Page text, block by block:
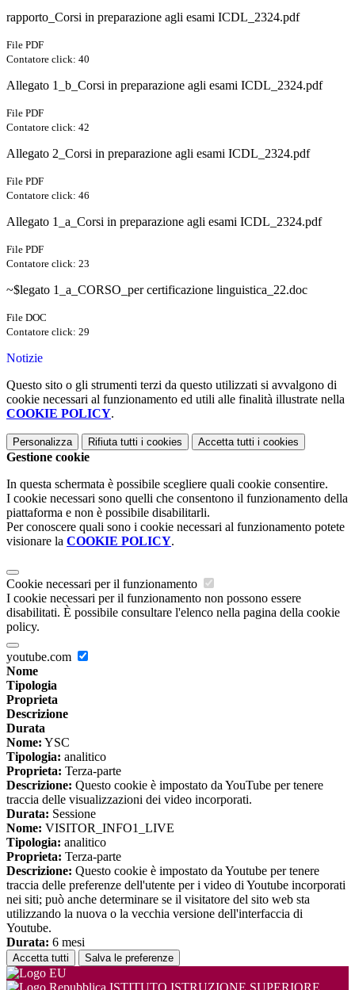
rapporto_Corsi in preparazione agli esami ICDL_2324.pdf
File PDF
Contatore click: 40
Allegato 1_b_Corsi in preparazione agli esami ICDL_2324.pdf
File PDF
Contatore click: 42
Allegato 2_Corsi in preparazione agli esami ICDL_2324.pdf
File PDF
Contatore click: 46
Allegato 1_a_Corsi in preparazione agli esami ICDL_2324.pdf
File PDF
Contatore click: 23
~$legato 1_a_CORSO_per certificazione linguistica_22.doc
File DOC
Contatore click: 29
Notizie
Questo sito o gli strumenti terzi da questo utilizzati si avvalgono di
cookie necessari al funzionamento ed utili alle finalità illustrate nella
COOKIE POLICY.
Personalizza Rifiuta tutti i cookies Accetta tutti i cookies
Gestione cookie
In questa schermata è possibile scegliere quali cookie consentire.
I cookie necessari sono quelli che consentono il funzionamento della
piattaforma e non è possibile disabilitarli.
Per conoscere quali sono i cookie necessari al funzionamento potete
visionare la COOKIE POLICY.
Cookie necessari per il funzionamento
I cookie necessari per il funzionamento non possono essere
disabilitati. È possibile consultare l'elenco nella pagina della cookie
policy.
youtube.com
Nome
Tipologia
Proprieta
Descrizione
Durata
Nome: YSC
Tipologia: analitico
Proprieta: Terza-parte
Descrizione: Questo cookie è impostato da YouTube per tenere
traccia delle visualizzazioni dei video incorporati.
Durata: Sessione
Nome: VISITOR_INFO1_LIVE
Tipologia: analitico
Proprieta: Terza-parte
Descrizione: Questo cookie è impostato da Youtube per tenere
traccia delle preferenze dell'utente per i video di Youtube incorporati
nei siti; può anche determinare se il visitatore del sito web sta
utilizzando la nuova o la vecchia versione dell'interfaccia di
Youtube.
Durata: 6 mesi
Accetta tutti Salva le preferenze
ISTITUTO ISTRUZIONE SUPERIORE